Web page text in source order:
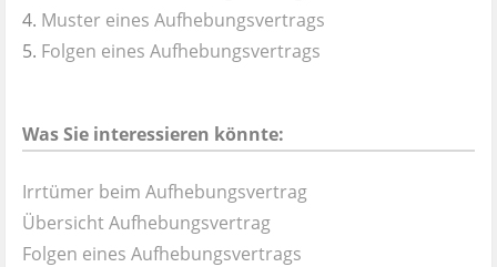
Muster eines Aufhebungsvertrags
Folgen eines Aufhebungsvertrags
Was Sie interessieren könnte:
Irrtümer beim Aufhebungsvertrag
Übersicht Aufhebungsvertrag
Folgen eines Aufhebungsvertrags